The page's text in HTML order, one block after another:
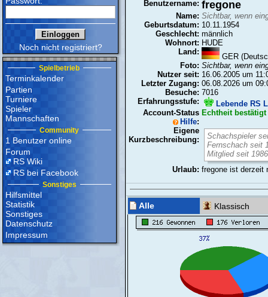
Noch nicht registriert?
Spielbetrieb
Terminkalender
Partien
Turniere
Spieler
Mannschaften
Community
1 Benutzer online
Forum
RS Wiki
RS bei Facebook
Sonstiges
Hilfsmittel
Statistik
Sonstiges
Datenschutz
Impressum
Benutzername: fregone
Name: Sichtbar, wenn
Geburtsdatum: 10.11.1954
Geschlecht: männlich
Wohnort: HUDE
Land:
GER
Foto: Sichtbar, wenn
Nutzer seit: 16.06.2005 um
Letzter Zugang: 06.08.2026 um
Besuche: 7016
Erfahrungsstufe:
Lebende RS
Account-Status
Hilfe:
Echtheit bestätigt
Eigene
Kurzbeschreibung:
Schachspieler
Fernschach seit
Mitglied seit 1986
Urlaub: fregone ist derzeit
Alle Klassisch